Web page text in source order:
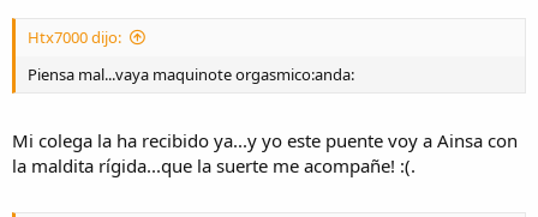
Htx7000 dijo:
Piensa mal...vaya maquinote orgasmico:anda:
Mi colega la ha recibido ya...y yo este puente voy a Ainsa con
la maldita rígida...que la suerte me acompañe! :(.